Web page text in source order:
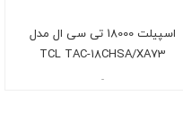
اسپیلت 18000 تی سی ال مدل
TCL TAC-18CHSA/XA73
-